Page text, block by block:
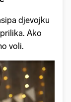
djevojku
Ako
voli.